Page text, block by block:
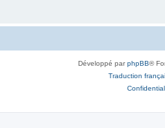
Développé parphpBB®
Traduction